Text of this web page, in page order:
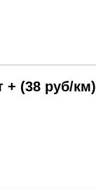
+ (38 руб/км)